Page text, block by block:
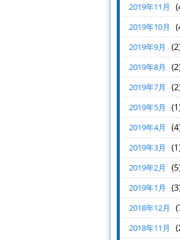
2019年11月
2019年10月
2019年9月
2019年8月
2019年7月
2019年5月
2019年4月
2019年3月
2019年2月
2019年1月
2018年12月
2018年11月